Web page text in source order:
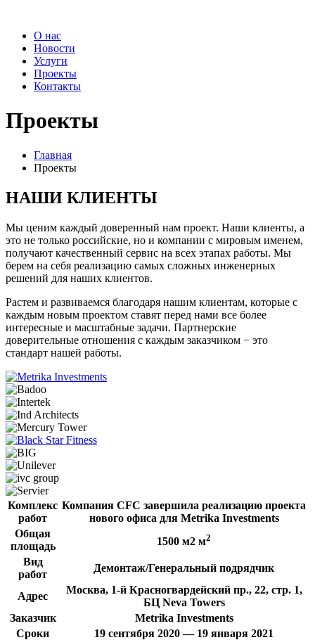
О нас
Новости
Услуги
Проекты
Контакты
Проекты
Главная
Проекты
НАШИ КЛИЕНТЫ
Мы ценим каждый доверенный нам проект. Наши клиенты, а
это не только российские, но и компании с мировым именем,
получают качественный сервис на всех этапах работы. Мы
берем на себя реализацию самых сложных инженерных
решений для наших клиентов.
Растем и развиваемся благодаря нашим клиентам, которые с
каждым новым проектом ставят перед нами все более
интересные и масштабные задачи. Партнерские
доверительные отношения с каждым заказчиком − это
стандарт нашей работы.
Комплекс
работ
Компания CFC завершила реализацию проекта
нового офиса для Metrika Investments
Общая
площадь
1500 м2 м2
Вид
работ
Демонтаж/Генеральный подрядчик
Адрес
Москва, 1-й Красногвардейский пр., 22, стр. 1,
БЦ Neva Towers
Заказчик
Metrika Investments
Сроки
19 сентября 2020 — 19 января 2021